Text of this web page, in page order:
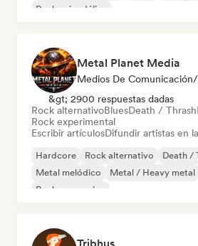
Rock psicodélico
Metal Planet Media
&gt; 2900 respuestas dadas
Rock alternativoBluesDeath / Thrash
Rock experimental
Escribir artículosDifundir artistas en
Hardcore Rock alternativo Death /
Metal melódico
Metal / Heavy metal
Rock progresivo